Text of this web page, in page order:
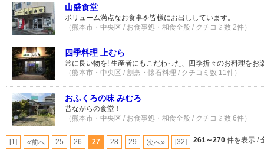
山盛食堂
ボリューム満点なお食事を皆様にお出ししています。
（熊本市・中央区 / お食事処・和食全般 / クチコミ数 2件）
四季料理 上むら
常に良い物を! 生産者にもこだわった、四季折々のお料理をお
（熊本市・中央区 / 割烹・懐石料理 / クチコミ数 11件）
おふくろの味 みむろ
昔ながらの食堂！
（熊本市・中央区 / お食事処・和食全般 / クチコミ数 6件）
[1] «前へ 25 26 27 28 29 次へ» [32] 261～270 件を表示 /